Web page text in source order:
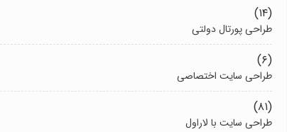
(۱۴)
طراحی پورتال دولتی
(۶)
طراحی سایت اختصاصی
(۸۱)
طراحی سایت با لاراول